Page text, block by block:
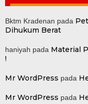
Bktm Kradenan pada
Dihukum Berat
haniyah pada Material
!
Mr WordPress pada
Mr WordPress pada